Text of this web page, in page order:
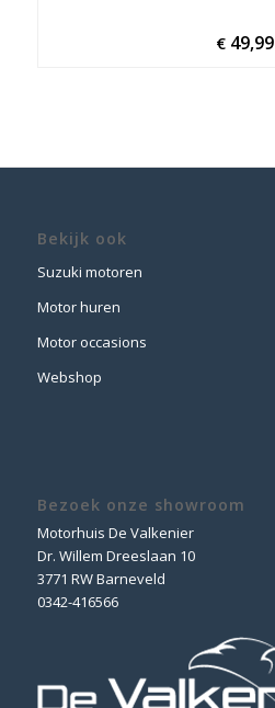
€ 49,99
Bekijk ook
Suzuki motoren
Motor huren
Motor occasions
Webshop
Bezoek onze showroom
Motorhuis De Valkenier
Dr. Willem Dreeslaan 10
3771 RW Barneveld
0342-416566